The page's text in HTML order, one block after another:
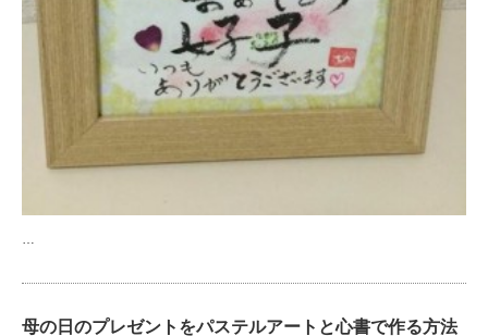
母の日のプレゼントをパステルアートと心書で作る方法